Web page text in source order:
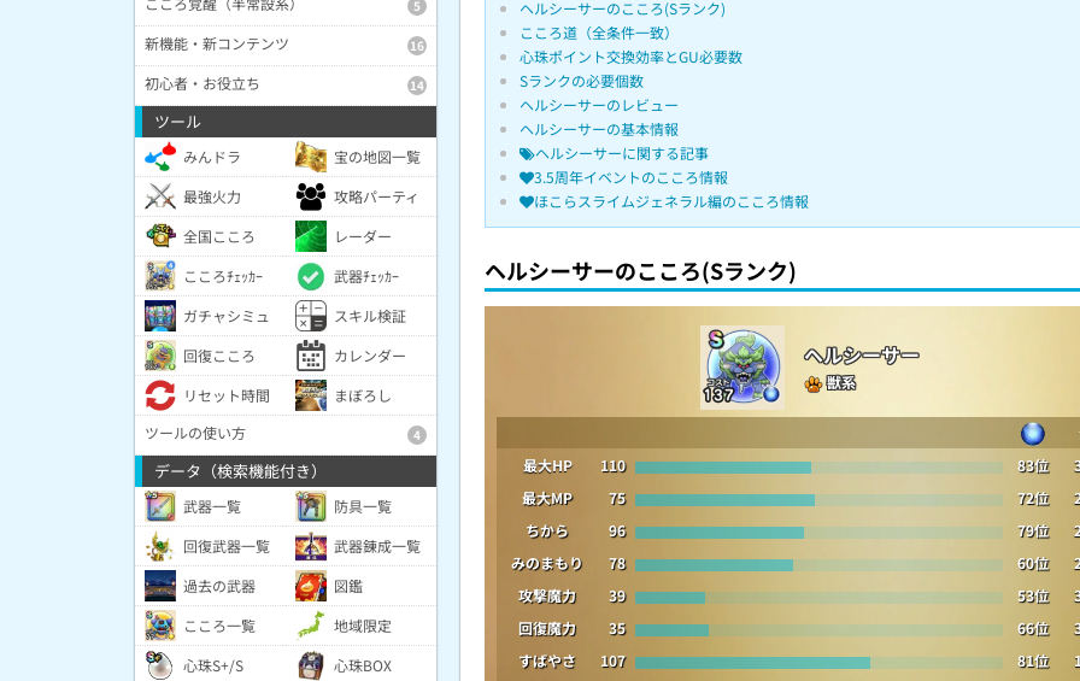
ヘルシーサーのこころ(Sランク)
こころ道（全条件一致）
心珠ポイント交換効率とGU必要数
Sランクの必要個数
ヘルシーサーのレビュー
ヘルシーサーの基本情報
ヘルシーサーに関する記事
3.5周年イベントのこころ情報
ほこらスライムジェネラル編のこころ情報
ヘルシーサーのこころ(Sランク)
ヘルシーサー
獣系
最大HP
110 83位
最大MP
75 72位
ちから
96 79位
みのまもり
78 60位
攻撃魔力
39 53位
回復魔力
35 66位
すばやさ
107 81位
5
新機能・新コンテンツ 16
初心者・お役立ち 14
ツール
みんドラ
宝の地図一覧
最強火力
攻略パーティ
全国こころ
レーダー
こころﾁｪｯｶｰ
武器ﾁｪｯｶｰ
ガチャシミュ
スキル検証
回復こころ
カレンダー
リセット時間
まぼろし
ツールの使い方
4
データ（検索機能付き）
武器一覧
防具一覧
回復武器一覧
武器錬成一覧
過去の武器
図鑑
こころ一覧
地域限定
心珠S+/S
心珠BOX